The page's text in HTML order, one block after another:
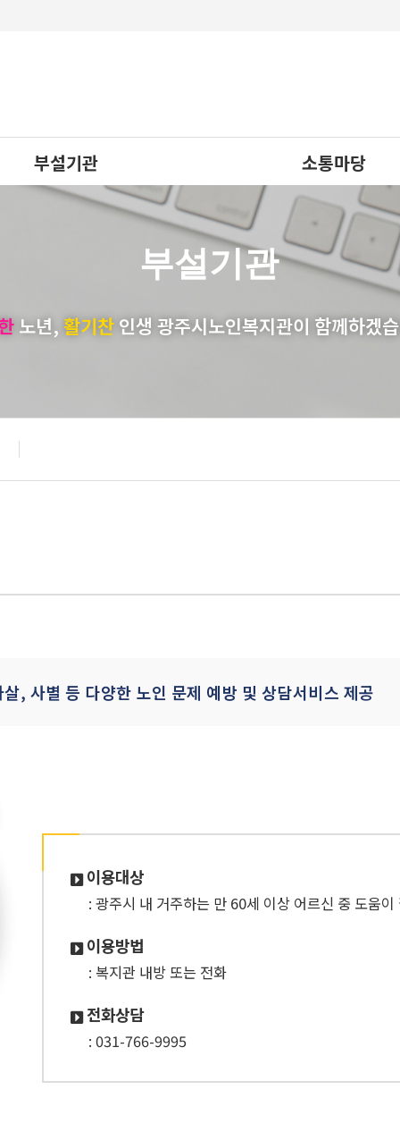
부설기관
노인상담사업
소통마당
공지사항
채용공고
주요행사일정
소식지
언론보도
부설기관
노년, 활기찬인생 광주시노인복지관이 함께하겠
, 사별 등 다양한 노인 문제 예방 및 상담서비스 제공
이용대상
: 광주시 내 거주하는 만 60세 이상 어르신 중 도움이
이용방법
: 복지관 내방 또는 전화
전화상담
: 031-766-9995